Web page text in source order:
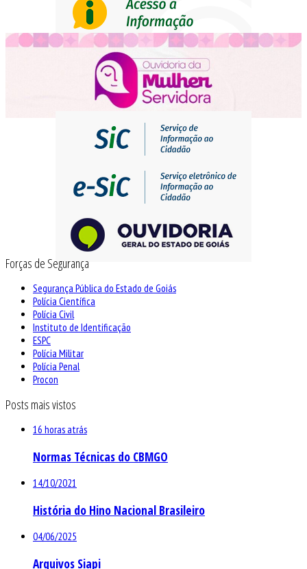
Forças de Segurança
Segurança Pública do Estado de Goiás
Polícia Científica
Polícia Civil
Instituto de Identificação
ESPC
Polícia Militar
Polícia Penal
Procon
Posts mais vistos
16 horas atrás
Normas Técnicas do CBMGO
14/10/2021
História do Hino Nacional Brasileiro
04/06/2025
Arquivos Siapi